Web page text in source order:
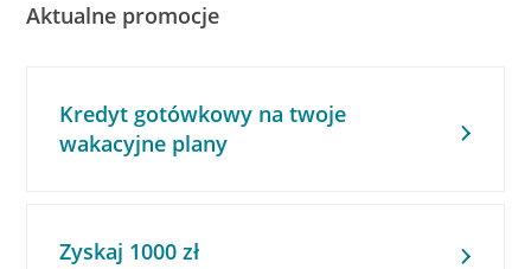
Aktualne promocje
Kredyt gotówkowy na twoje
wakacyjne plany
Zyskaj 1000 zł